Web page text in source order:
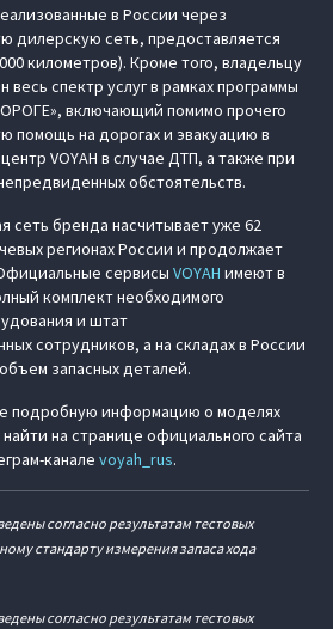
в России через
дилерскую сеть, предоставляется
километров). Кроме того, владельцу
весь спектр услуг в рамках программы
включающий помимо прочего
помощь на дорогах и эвакуацию в
VOYAH в случае ДТП, а также при
обстоятельств.
сеть бренда насчитывает уже 62
регионах России и продолжает
сервисы VOYAH имеют в
комплект необходимого
и штат
сотрудников, а на складах в России
запасных деталей.
подробную информацию о моделях
на странице официального сайта
канале voyah_rus.
согласно результатам тестовых
стандарту измерения запаса хода
согласно результатам тестовых